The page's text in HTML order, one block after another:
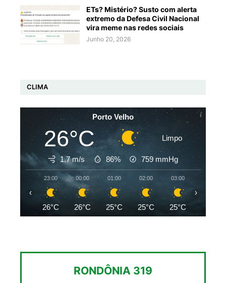
ETs? Mistério? Susto com alerta
extremo da Defesa Civil Nacional
vira meme nas redes sociais
Junho 20, 2026
CLIMA
Porto Velho
26°C Limpo
1.7 m/s 86% 759 mmHg
23:00
26°C
00:00
26°C
01:00
25°C
02:00
25°C
03:00
25°C
‹ ›
RONDÔNIA 319